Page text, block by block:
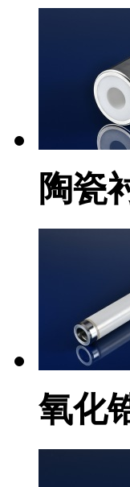
陶瓷
氧化